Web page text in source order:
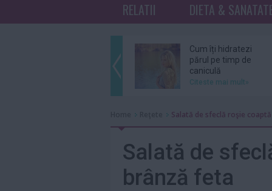
RELATII DIETA &
Cum îți hidratezi
părul pe timp de
caniculă
Citeste mai mult»
Sebastian Stan şi
Annabelle Wallis
Citeste mai mult»
Ce înseamnă K-
Beauty?
Salată de sfeclă roşie
Salată de
brânză feta